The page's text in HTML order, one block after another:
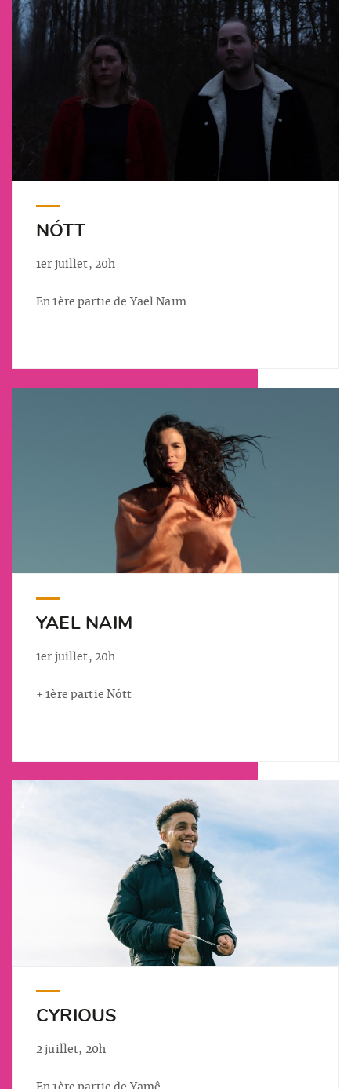
NÓTT
1er juillet, 20h
En 1ère partie de Yael Naim
YAEL NAIM
1er juillet, 20h
+ 1ère partie Nótt
CYRIOUS
2 juillet, 20h